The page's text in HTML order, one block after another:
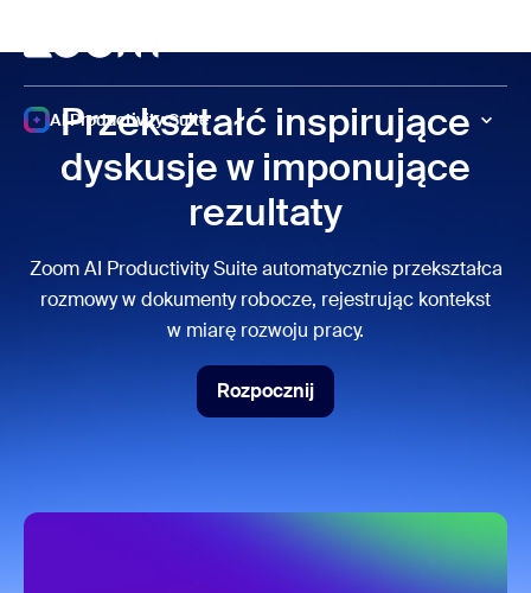
AI Productivity Suite
Przekształć inspirujące
dyskusje w imponujące
rezultaty
Zoom AI Productivity Suite automatycznie przekształca
rozmowy w dokumenty robocze, rejestrując kontekst
w miarę rozwoju pracy.
Rozpocznij
Rozpocznij